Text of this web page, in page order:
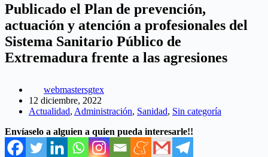
Publicado el Plan de prevención,
actuación y atención a profesionales del
Sistema Sanitario Público de
Extremadura frente a las agresiones
webmastersgtex
12 diciembre, 2022
Actualidad, Administración, Sanidad, Sin categoría
Envíaselo a alguien a quien pueda interesarle!!